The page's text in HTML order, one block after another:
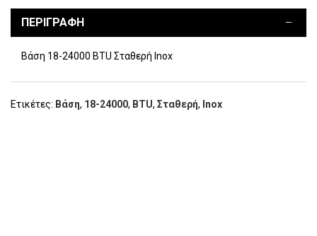
ΠΕΡΙΓΡΑΦΉ
Βάση 18-24000 BTU Σταθερή Inox
Ετικέτες: Βάση, 18-24000, BTU, Σταθερή, Inox